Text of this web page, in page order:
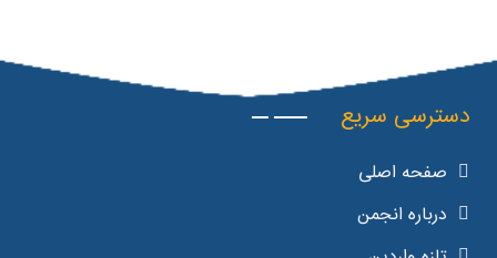
دسترسی سریع
صفحه اصلی
درباره انجمن